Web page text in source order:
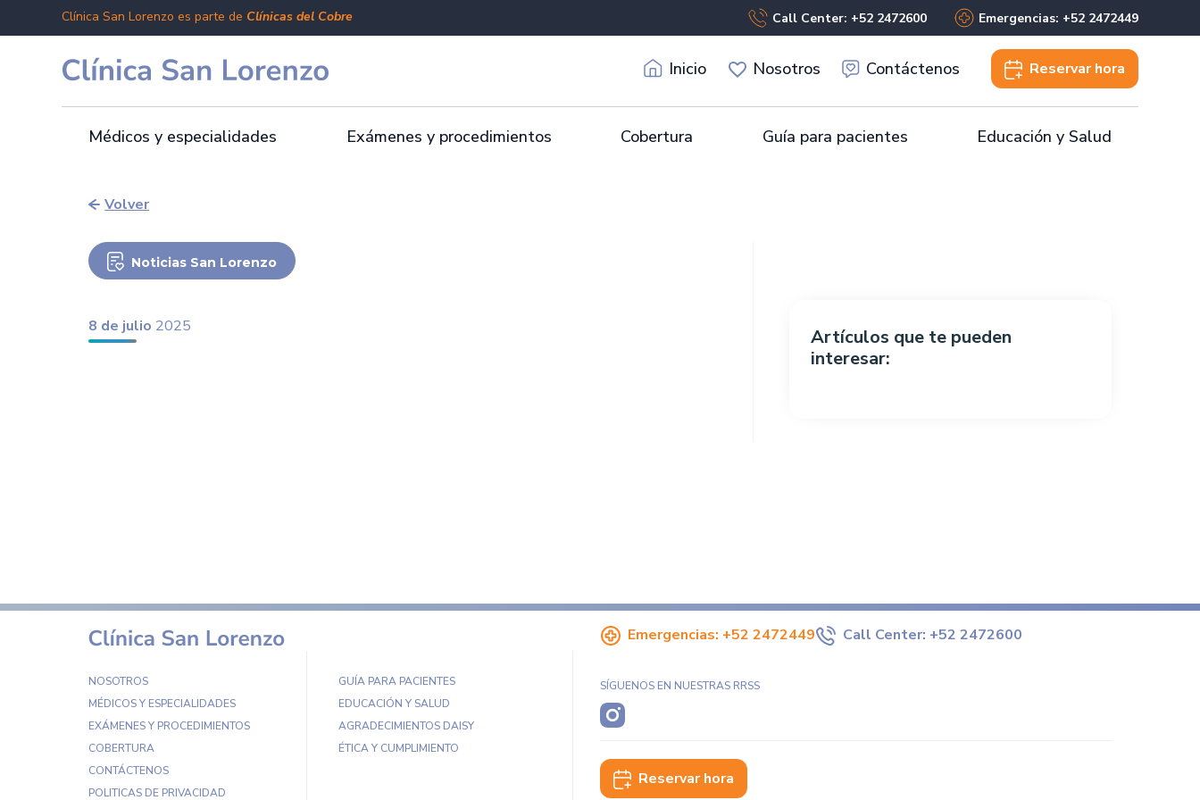
Clínica San Lorenzo es parte de Clínicas del Cobre Call Center: +52 2472600 Emergencias: +52 2472449
Inicio Nosotros Contáctenos Reservar hora
Médicos y especialidades Exámenes y procedimientos Cobertura Guía para pacientes Educación y Salud
Volver
Noticias San Lorenzo
8 de julio 2025
Artículos que te pueden
interesar:
NOSOTROS
MÉDICOS Y ESPECIALIDADES
EXÁMENES Y PROCEDIMIENTOS
COBERTURA
CONTÁCTENOS
POLITICAS DE PRIVACIDAD
GUÍA PARA PACIENTES
EDUCACIÓN Y SALUD
AGRADECIMIENTOS DAISY
ÉTICA Y CUMPLIMIENTO
Emergencias: +52 2472449 Call Center: +52 2472600
SÍGUENOS EN NUESTRAS RRSS
Reservar hora